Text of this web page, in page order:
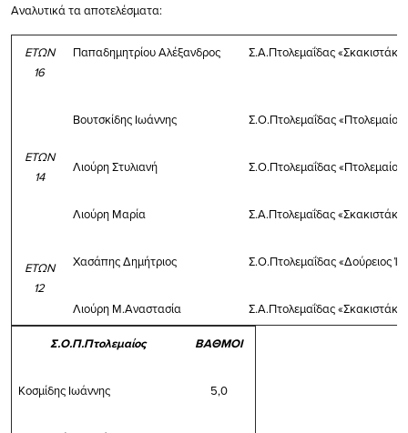
Αναλυτικά τα αποτελέσματα:
ΕΤΩΝ
16
Παπαδημητρίου Αλέξανδρος Σ.Α.Πτολεμαΐδας
ΕΤΩΝ
14
Βουτσκίδης Ιωάννης Σ.Ο.Πτολεμαΐδας «Πτολεμαίος»
Λιούρη Στυλιανή Σ.Ο.Πτολεμαΐδας «Πτολεμαίος»
Λιούρη Μαρία Σ.Α.Πτολεμαΐδας
ΕΤΩΝ
12
Χασάπης Δημήτριος Σ.Ο.Πτολεμαΐδας «Δούρειος
Λιούρη Μ.Αναστασία Σ.Α.Πτολεμαΐδας
Σ.Ο.Π.Πτολεμαίος ΒΑΘΜΟΙ
Κοσμίδης Ιωάννης 5,0